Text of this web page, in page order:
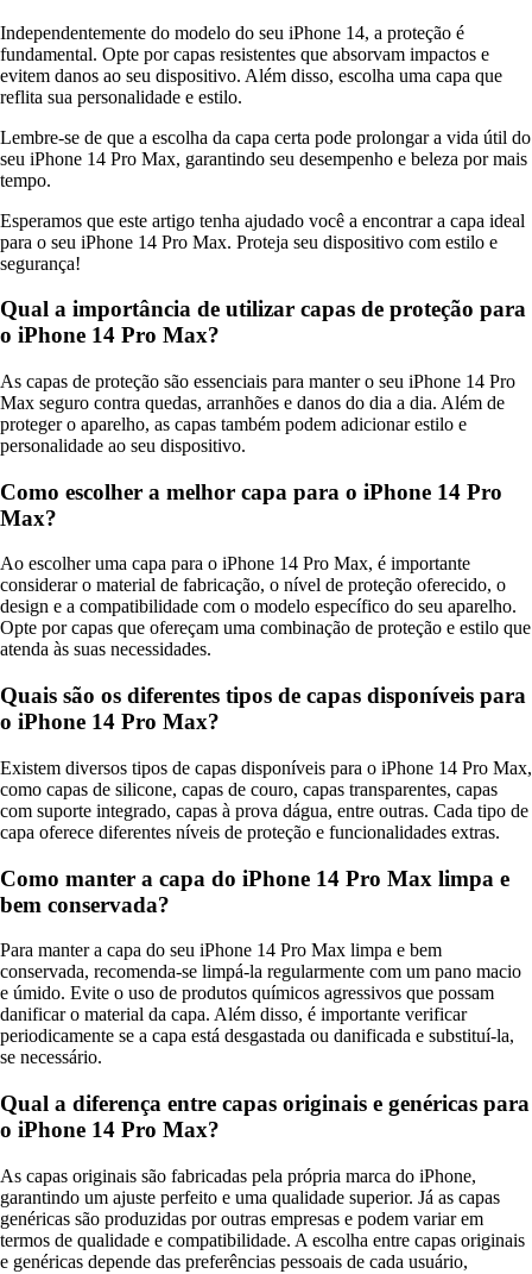
Independentemente do modelo do seu iPhone 14, a proteção é
fundamental. Opte por capas resistentes que absorvam impactos e
evitem danos ao seu dispositivo. Além disso, escolha uma capa que
reflita sua personalidade e estilo.
Lembre-se de que a escolha da capa certa pode prolongar a vida útil do
seu iPhone 14 Pro Max, garantindo seu desempenho e beleza por mais
tempo.
Esperamos que este artigo tenha ajudado você a encontrar a capa ideal
para o seu iPhone 14 Pro Max. Proteja seu dispositivo com estilo e
segurança!
Qual a importância de utilizar capas de proteção para
o iPhone 14 Pro Max?
As capas de proteção são essenciais para manter o seu iPhone 14 Pro
Max seguro contra quedas, arranhões e danos do dia a dia. Além de
proteger o aparelho, as capas também podem adicionar estilo e
personalidade ao seu dispositivo.
Como escolher a melhor capa para o iPhone 14 Pro
Max?
Ao escolher uma capa para o iPhone 14 Pro Max, é importante
considerar o material de fabricação, o nível de proteção oferecido, o
design e a compatibilidade com o modelo específico do seu aparelho.
Opte por capas que ofereçam uma combinação de proteção e estilo que
atenda às suas necessidades.
Quais são os diferentes tipos de capas disponíveis para
o iPhone 14 Pro Max?
Existem diversos tipos de capas disponíveis para o iPhone 14 Pro Max,
como capas de silicone, capas de couro, capas transparentes, capas
com suporte integrado, capas à prova dágua, entre outras. Cada tipo de
capa oferece diferentes níveis de proteção e funcionalidades extras.
Como manter a capa do iPhone 14 Pro Max limpa e
bem conservada?
Para manter a capa do seu iPhone 14 Pro Max limpa e bem
conservada, recomenda-se limpá-la regularmente com um pano macio
e úmido. Evite o uso de produtos químicos agressivos que possam
danificar o material da capa. Além disso, é importante verificar
periodicamente se a capa está desgastada ou danificada e substituí-la,
se necessário.
Qual a diferença entre capas originais e genéricas para
o iPhone 14 Pro Max?
As capas originais são fabricadas pela própria marca do iPhone,
garantindo um ajuste perfeito e uma qualidade superior. Já as capas
genéricas são produzidas por outras empresas e podem variar em
termos de qualidade e compatibilidade. A escolha entre capas originais
e genéricas depende das preferências pessoais de cada usuário,